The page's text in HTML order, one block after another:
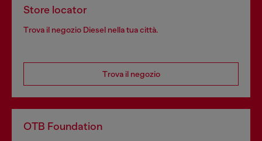
Store locator
Trova il negozio Diesel nella tua città.
Trova il negozio
OTB Foundation